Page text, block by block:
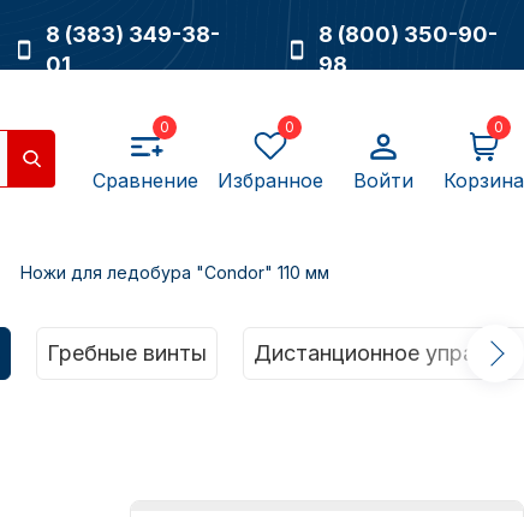
8 (383) 349-38-
01
8 (800) 350-90-
98
0
Сравнение
0
Избранное Войти
0
Корзина
Ножи для ледобура "Condor" 110 мм
Гребные винты Дистанционное